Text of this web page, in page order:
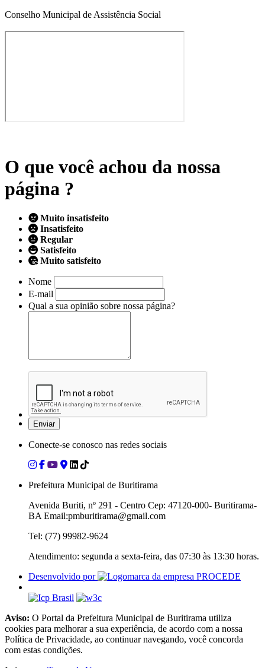
Conselho Municipal de Assistência Social
O que você achou da nossa
página ?
Muito insatisfeito
Insatisfeito
Regular
Satisfeito
Muito satisfeito
Nome
E-mail
Qual a sua opinião sobre nossa página?
Conecte-se conosco nas redes sociais
Prefeitura Municipal de Buritirama
Avenida Buriti, nº 291 - Centro Cep: 47120-000- Buritirama-
BA Email:pmburitirama@gmail.com
Tel: (77) 99982-9624
Atendimento: segunda a sexta-feira, das 07:30 às 13:30 horas.
Desenvolvido por
Aviso: O Portal da Prefeitura Municipal de Buritirama utiliza
cookies para melhorar a sua experiência, de acordo com a nossa
Política de Privacidade, ao continuar navegando, você concorda
com estas condições.